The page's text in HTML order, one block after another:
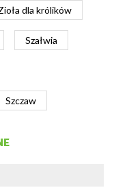
dla królików
Szałwia
Szczaw